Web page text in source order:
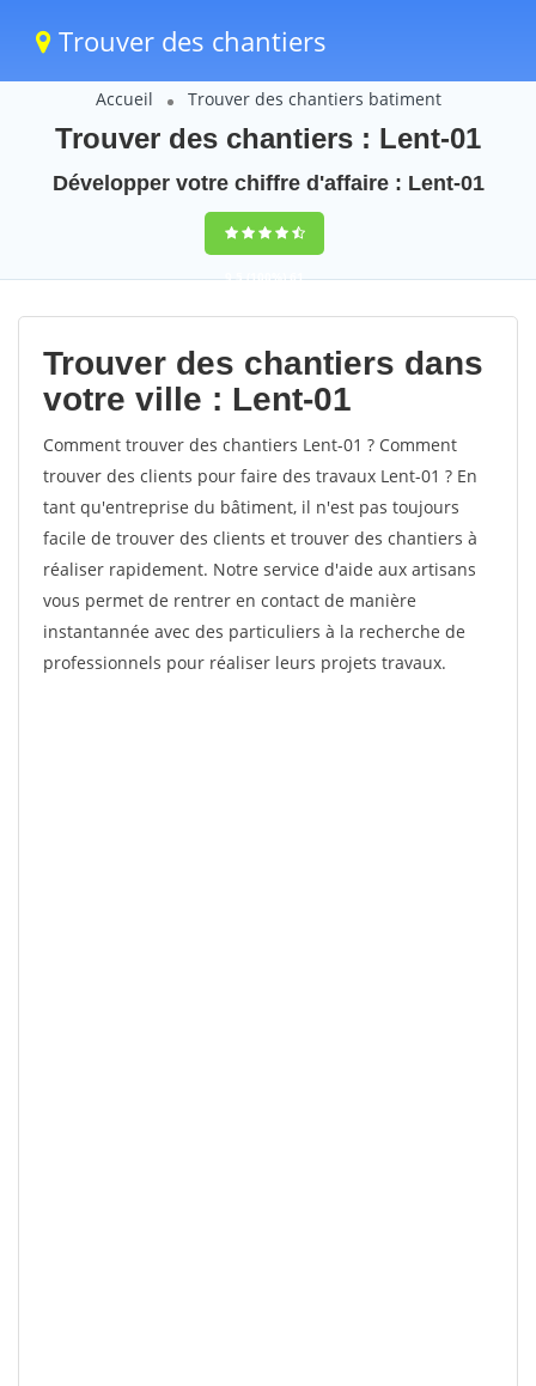
Trouver des chantiers
Accueil Trouver des chantiers batiment
Trouver des chantiers : Lent-01
Développer votre chiffre d'affaire : Lent-01
9,5(100%)61
votes
Trouver des chantiers dans
votre ville : Lent-01
Comment trouver des chantiers Lent-01 ? Comment
trouver des clients pour faire des travaux Lent-01 ? En
tant qu'entreprise du bâtiment, il n'est pas toujours
facile de trouver des clients et trouver des chantiers à
réaliser rapidement. Notre service d'aide aux artisans
vous permet de rentrer en contact de manière
instantannée avec des particuliers à la recherche de
professionnels pour réaliser leurs projets travaux.